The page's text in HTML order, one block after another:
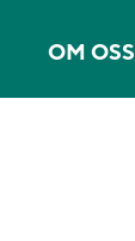
OM OSS